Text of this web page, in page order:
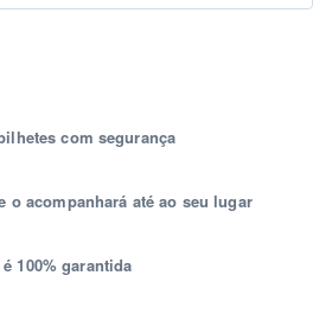
com segurança
o acompanhará até ao seu lugar
100% garantida